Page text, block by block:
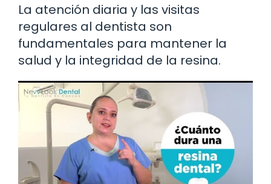
La atención diaria y las visitas
regulares al dentista son
fundamentales para mantener la
salud y la integridad de la resina.